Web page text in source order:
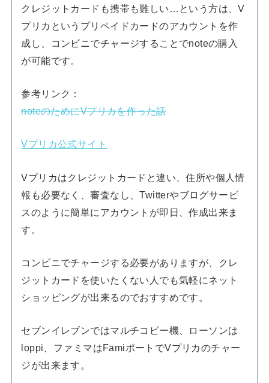
クレジットカードも携帯も難しい…という方は、V
プリカというプリペイドカードのアカウントを作
成し、コンビニでチャージすることでnoteの購入
が可能です。
参考リンク：
noteのためにVプリカを作った話
Vプリカ公式サイト
Vプリカはクレジットカードと違い、住所や個人情
報も必要なく、審査なし、Twitterやブログサービ
スのように簡単にアカウントが即日、作成出来ま
す。
コンビニでチャージする必要がありますが、クレ
ジットカードを使いたくない人でも気軽にネット
ショッピングが出来るのでおすすめです。
セブンイレブンではマルチコピー機、ローソンは
loppi、ファミマはFamiポートでVプリカのチャー
ジが出来ます。